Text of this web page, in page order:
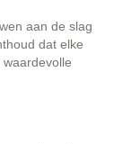
aan de slag
dat elke